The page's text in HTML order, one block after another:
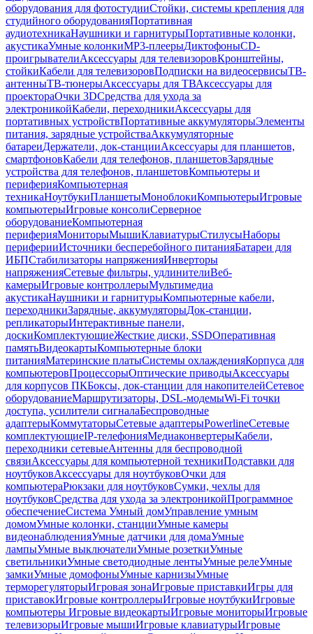
оборудования для фотостудииСтойки, системы крепления для
студийного оборудованияПортативная
аудиотехникаНаушники и гарнитурыПортативные колонки,
акустикаУмные колонкиMP3-плеерыДиктофоныCD-
проигрывателиАксессуары для телевизоровКронштейны,
стойкиКабели для телевизоровПодписки на видеосервисыТВ-
антенныТВ-тюнерыАксессуары для ТВАксессуары для
проектораОчки 3DСредства для ухода за
электроникойКабели, переходникиАксессуары для
портативных устройствПортативные аккумуляторыЭлементы
питания, зарядные устройстваАккумуляторные
батареиДержатели, док-станцииАксессуары для планшетов,
смартфоновКабели для телефонов, планшетовЗарядные
устройства для телефонов, планшетовКомпьютеры и
периферияКомпьютерная
техникаНоутбукиПланшетыМоноблокиКомпьютерыИгровые
компьютерыИгровые консолиСерверное
оборудованиеКомпьютерная
периферияМониторыМышиКлавиатурыСтилусыНаборы
периферииИсточники бесперебойного питанияБатареи для
ИБПСтабилизаторы напряженияИнверторы
напряженияСетевые фильтры, удлинителиВеб-
камерыИгровые контроллерыМультимедиа
акустикаНаушники и гарнитурыКомпьютерные кабели,
переходникиЗарядные, аккумуляторыДок-станции,
репликаторыИнтерактивные панели,
доскиКомплектующиеЖесткие диски, SSDОперативная
памятьВидеокартыКомпьютерные блоки
питанияМатеринские платыСистемы охлажденияКорпуса для
компьютеровПроцессорыОптические приводыАксессуары
для корпусов ПКБоксы, док-станции для накопителейСетевое
оборудованиеМаршрутизаторы, DSL-модемыWi-Fi точки
доступа, усилители сигналаБеспроводные
адаптерыКоммутаторыСетевые адаптерыPowerlineСетевые
комплектующиеIP-телефонияМедиаконвертерыКабели,
переходники сетевыеАнтенны для беспроводной
связиАксессуары для компьютерной техникиПодставки для
ноутбуковАксессуары для ноутбуковОчки для
компьютераРюкзаки для ноутбуковСумки, чехлы для
ноутбуковСредства для ухода за электроникойПрограммное
обеспечениеСистема Умный домУправление умным
домомУмные колонки, станцииУмные камеры
видеонаблюденияУмные датчики для домаУмные
лампыУмные выключателиУмные розеткиУмные
светильникиУмные светодиодные лентыУмные релеУмные
замкиУмные домофоныУмные карнизыУмные
терморегуляторыИгровая зонаИгровые приставкиИгры для
приставокИгровые контроллерыИгровые ноутбукиИгровые
компьютеры Игровые видеокартыИгровые мониторыИгровые
телевизорыИгровые мышиИгровые клавиатурыИгровые